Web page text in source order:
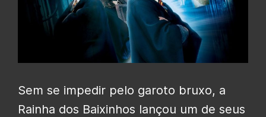
Sem se impedir pelo garoto bruxo, a
Rainha dos Baixinhos lançou um de seus